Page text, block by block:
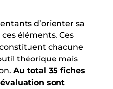
d’orienter sa
éléments. Ces
chacune
théorique mais
Au total 35 fiches
sont